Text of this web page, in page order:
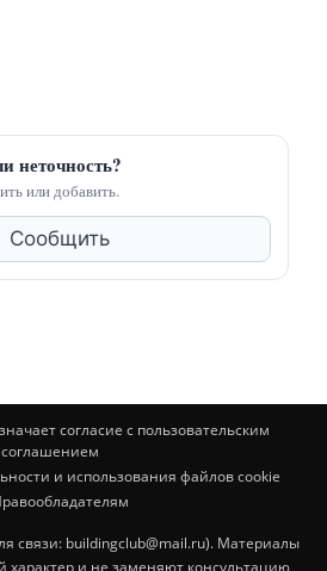
неточность?
или добавить.
Сообщить
согласие с пользовательским
соглашением
и использования файлов cookie
связи: buildingclub@mail.ru). Материалы
и не заменяют консультацию